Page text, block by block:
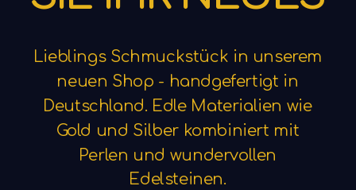
Lieblings Schmuckstück in unserem
neuen Shop - handgefertigt in
Deutschland. Edle Materialien wie
Gold und Silber kombiniert mit
Perlen und wundervollen
Edelsteinen.